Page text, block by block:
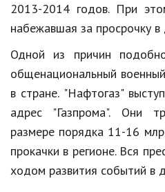
Творчество и
Работа и бизнес
Животные
Еда и напитки
Праздники и подарки
Кинематограф
2013-2014 годов. При
набежавшая за просрочку
Одной из причин
общенациональный
в стране. "Нафтогаз"
адрес "Газпрома". Они
размере порядка 11-16
прокачки в регионе. Вся
ходом развития событий в